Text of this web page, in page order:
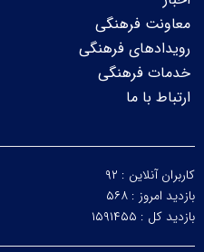
معاونت فرهنگی
رویدادهای فرهنگی
خدمات فرهنگی
ارتباط با ما
کاربران آنلاین : ۹۲
بازدید امروز : ۵۶۸
بازدید کل : ۱۵۹۱۴۵۵